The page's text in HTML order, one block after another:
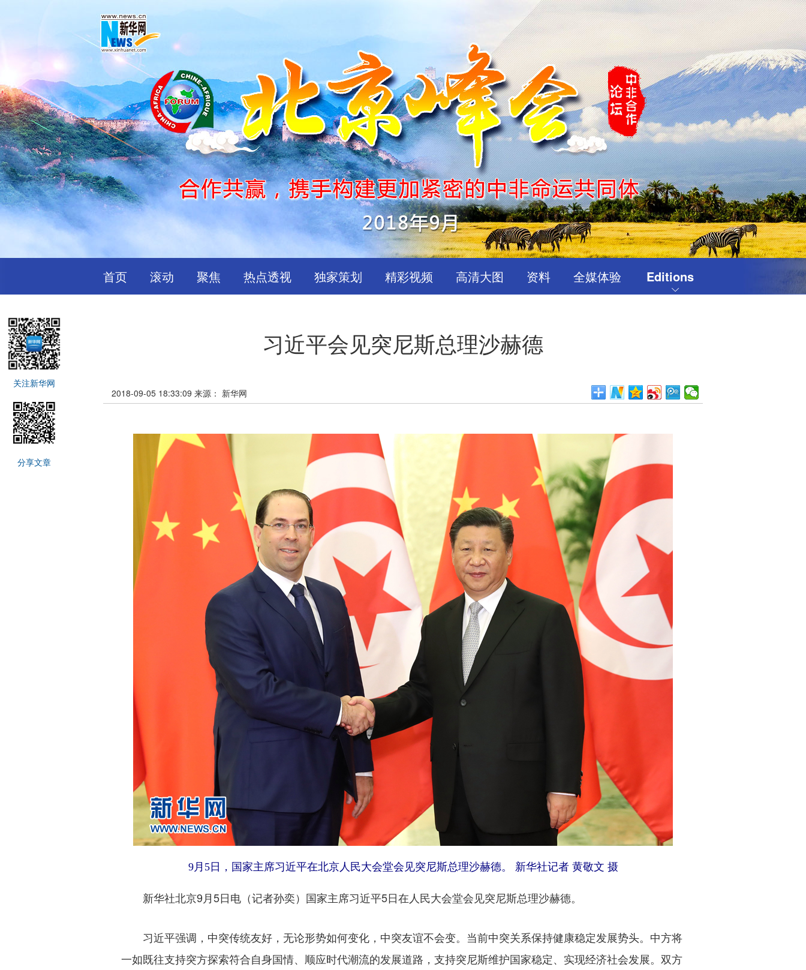
首页 滚动 聚焦 热点透视 独家策划 精彩视频 高清大图 资料 全媒体验 Editions
习近平会见突尼斯总理沙赫德
2018-09-05 18:33:09 来源： 新华网
9月5日，国家主席习近平在北京人民大会堂会见突尼斯总理沙赫德。 新华社记者 黄敬文 摄
新华社北京9月5日电（记者孙奕）国家主席习近平5日在人民大会堂会见突尼斯总理沙赫德。
习近平强调，中突传统友好，无论形势如何变化，中突友谊不会变。当前中突关系保持健康稳定发展势头。中方将
一如既往支持突方探索符合自身国情、顺应时代潮流的发展道路，支持突尼斯维护国家稳定、实现经济社会发展。双方
关注新华网
分享文章